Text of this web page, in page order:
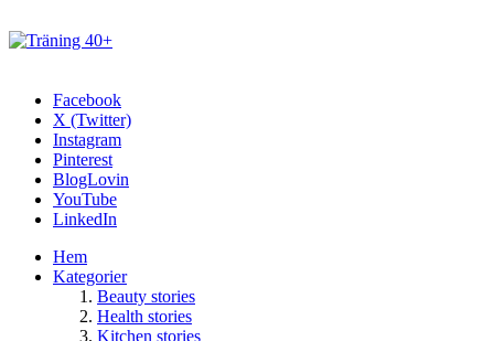
Facebook
X (Twitter)
Instagram
Pinterest
BlogLovin
YouTube
LinkedIn
Hem
Kategorier
Beauty stories
Health stories
Kitchen stories